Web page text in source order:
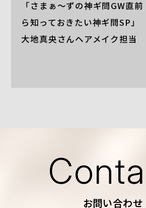
「さまぁ～ずの神ギ問GW直
ら知っておきたい神ギ問SP」
大地真央さんヘアメイク担当
お問い合わせ